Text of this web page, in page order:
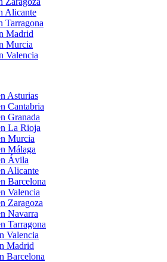
Alicante
Tarragona
Madrid
Murcia
Valencia
Asturias
Cantabria
Granada
La Rioja
Murcia
Málaga
Ávila
Alicante
Barcelona
Valencia
Zaragoza
Navarra
Tarragona
Valencia
Madrid
Barcelona